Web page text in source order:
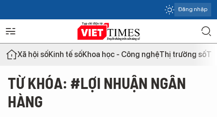
Đăng nhập
Xã hội sốKinh tế sốKhoa học - Công nghệThị trường số
TỪ KHÓA: #LỢI NHUẬN NGÂN
HÀNG